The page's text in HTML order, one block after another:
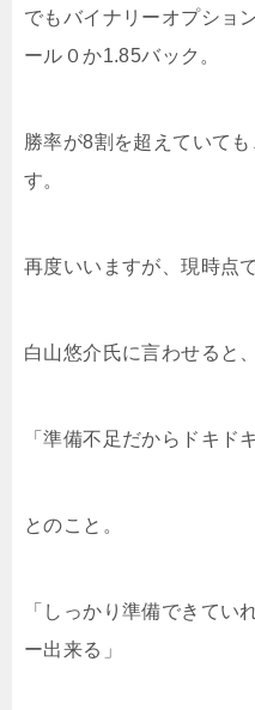
でもバイナリーオプショ
ール０か1.85バック。
勝率が8割を超えていて
す。
再度いいますが、現時点
白山悠介氏に言わせると、
「準備不足だからドキド
とのこと。
「しっかり準備できてい
ー出来る」